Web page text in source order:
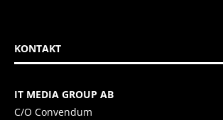
KONTAKT
IT MEDIA GROUP AB
C/O Convendum